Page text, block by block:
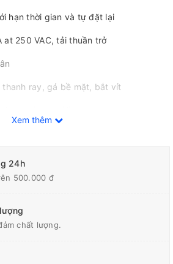
hạn thời gian và tự đặt lại
at 250 VAC, tải thuần trở
thanh ray, gá bề mặt, bắt vít
Xem thêm
24h
500.000 đ
chất lượng.